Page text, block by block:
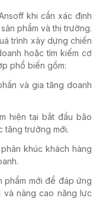
khi cần xác định
phẩm và thị trường.
trình xây dựng chiến
hoặc tìm kiếm cơ
phổ biến gồm:
và gia tăng doanh
hiện tại bắt đầu bão
tăng trưởng mới.
khúc khách hàng
phẩm mới để đáp ứng
và nâng cao năng lực